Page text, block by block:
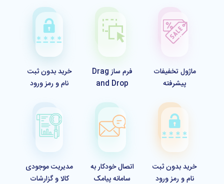
ماژول تخفیفات
پیشرفته
فرم ساز Drag
and Drop
خرید بدون ثبت
نام و رمز ورود
خرید بدون ثبت
نام و رمز ورود
اتصال خودکار به
سامانه پیامک
مدیریت موجودی
کالا و گزارشات